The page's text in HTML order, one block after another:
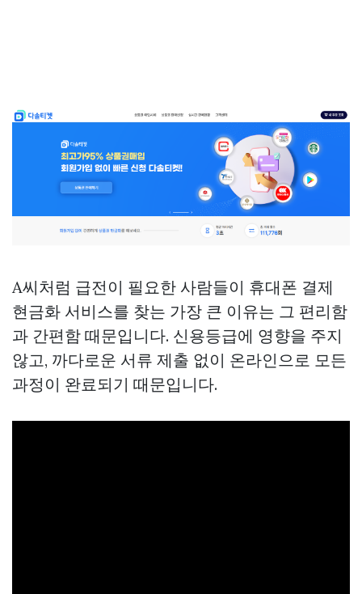
A씨처럼 급전이 필요한 사람들이 휴대폰 결제
현금화 서비스를 찾는 가장 큰 이유는 그 편리함
과 간편함 때문입니다. 신용등급에 영향을 주지
않고, 까다로운 서류 제출 없이 온라인으로 모든
과정이 완료되기 때문입니다.